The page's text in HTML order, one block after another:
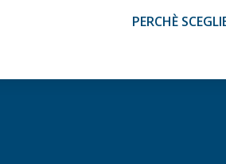
PERCHÈ